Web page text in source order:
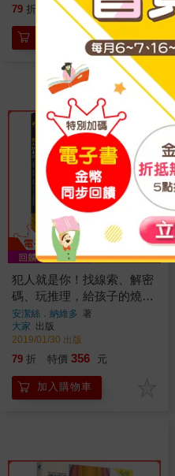
79 折 特價 514 元
加入購物車
犯人就是你！找線索、解密
碼、玩推理，給孩子的燒腦
遊戲書
安潔絲．納維多 著
大家 出版
2019/01/30 出版
79 折 特價 356 元
加入購物車